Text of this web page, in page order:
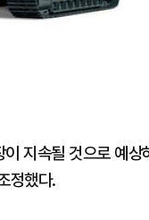
지속될 것으로 예상
정했다.